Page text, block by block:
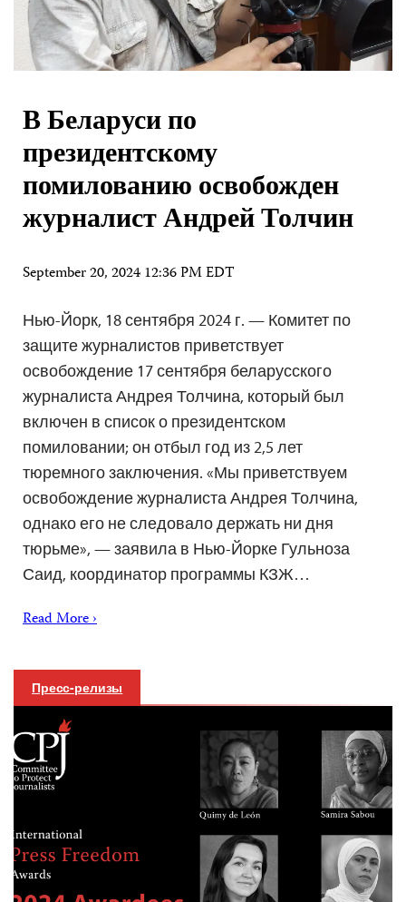
В Беларуси по
президентскому
помилованию освобожден
журналист Андрей Толчин
September 20, 2024 12:36 PM EDT
Нью-Йорк, 18 сентября 2024 г. — Комитет по
защите журналистов приветствует
освобождение 17 сентября беларусского
журналиста Андрея Толчина, который был
включен в список о президентском
помиловании; он отбыл год из 2,5 лет
тюремного заключения. «Мы приветствуем
освобождение журналиста Андрея Толчина,
однако его не следовало держать ни дня
тюрьме», — заявила в Нью-Йорке Гульноза
Саид, координатор программы КЗЖ…
Read More ›
Пресс-релизы